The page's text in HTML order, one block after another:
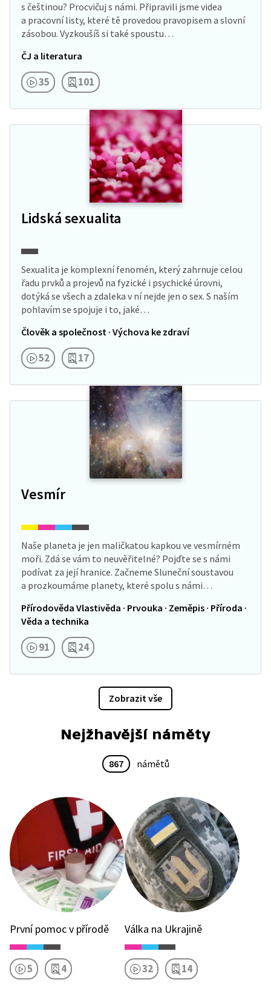
s češtinou? Procvičuj s námi. Připravili jsme videa
a pracovní listy, které tě provedou pravopisem a slovní
zásobou. Vyzkoušíš si také spoustu…
ČJ a literatura
35 101
Lidská sexualita
Sexualita je komplexní fenomén, který zahrnuje celou
řadu prvků a projevů na fyzické i psychické úrovni,
dotýká se všech a zdaleka v ní nejde jen o sex. S naším
pohlavím se spojuje i to, jaké…
Člověk a společnost · Výchova ke zdraví
52 17
Vesmír
Naše planeta je jen maličkatou kapkou ve vesmírném
moři. Zdá se vám to neuvěřitelné? Pojďte se s námi
podívat za její hranice. Začneme Sluneční soustavou
a prozkoumáme planety, které spolu s námi…
Přírodověda Vlastivěda · Prvouka · Zeměpis · Příroda ·
Věda a technika
91 24
Zobrazit vše
Nejžhavější náměty
867 námětů
První pomoc v přírodě
5 4
Válka na Ukrajině
32 14